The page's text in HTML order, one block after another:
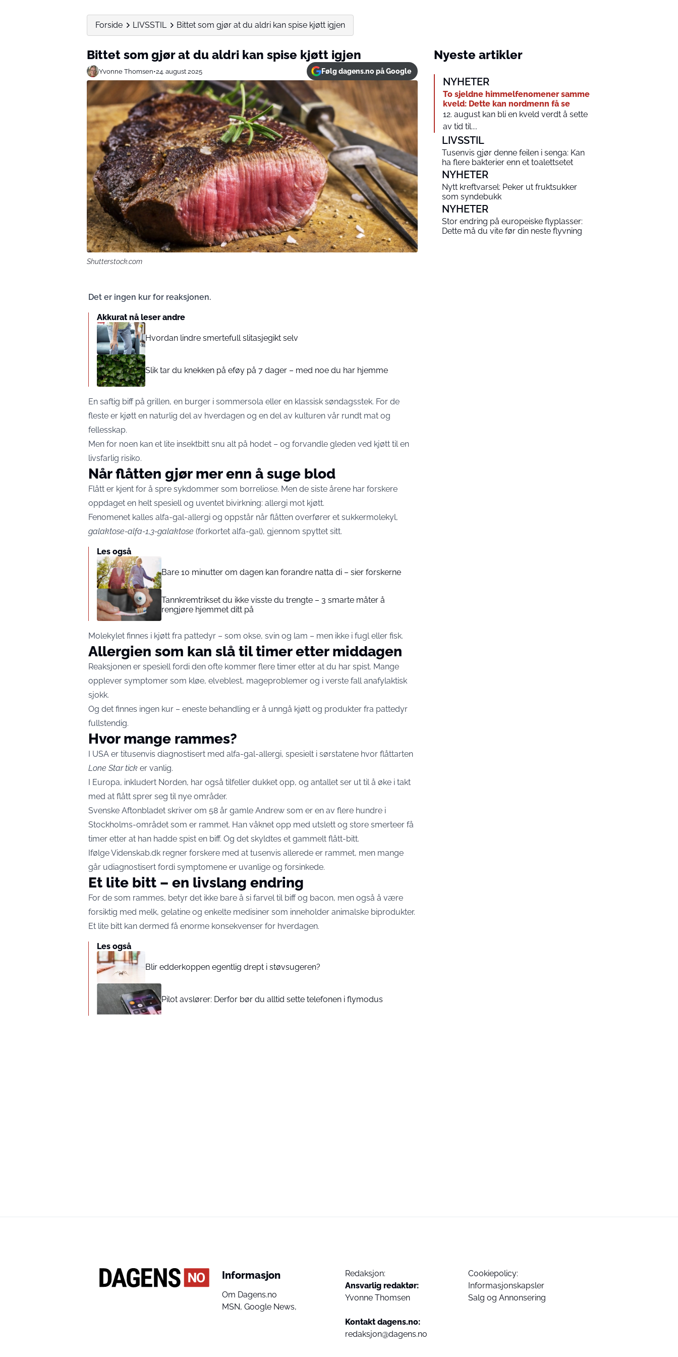
Forside LIVSSTIL Bittet som gjør at du aldri kan spise kjøtt igjen
Bittet som gjør at du aldri kan spise kjøtt igjen
Yvonne Thomsen•24. august 2025 Følg dagens.no på Google
Shutterstock.com
Det er ingen kur for reaksjonen.
Akkurat nå leser andre
Hvordan lindre smertefull slitasjegikt selv
Slik tar du knekken på eføy på 7 dager – med noe du har hjemme
En saftig biff på grillen, en burger i sommersola eller en klassisk søndagsstek. For de
fleste er kjøtt en naturlig del av hverdagen og en del av kulturen vår rundt mat og
fellesskap.
Men for noen kan et lite insektbitt snu alt på hodet – og forvandle gleden ved kjøtt til en
livsfarlig risiko.
Når flåtten gjør mer enn å suge blod
Flått er kjent for å spre sykdommer som borreliose. Men de siste årene har forskere
oppdaget en helt spesiell og uventet bivirkning: allergi mot kjøtt.
Fenomenet kalles alfa-gal-allergi og oppstår når flåtten overfører et sukkermolekyl,
galaktose-alfa-1,3-galaktose (forkortet alfa-gal), gjennom spyttet sitt.
Les også
Bare 10 minutter om dagen kan forandre natta di – sier forskerne
Tannkremtrikset du ikke visste du trengte – 3 smarte måter å
rengjøre hjemmet ditt på
Molekylet finnes i kjøtt fra pattedyr – som okse, svin og lam – men ikke i fugl eller fisk.
Allergien som kan slå til timer etter middagen
Reaksjonen er spesiell fordi den ofte kommer flere timer etter at du har spist. Mange
opplever symptomer som kløe, elveblest, mageproblemer og i verste fall anafylaktisk
sjokk.
Og det finnes ingen kur – eneste behandling er å unngå kjøtt og produkter fra pattedyr
fullstendig.
Hvor mange rammes?
I USA er titusenvis diagnostisert med alfa-gal-allergi, spesielt i sørstatene hvor flåttarten
Lone Star tick er vanlig.
I Europa, inkludert Norden, har også tilfeller dukket opp, og antallet ser ut til å øke i takt
med at flått sprer seg til nye områder.
Svenske Aftonbladet skriver om 58 år gamle Andrew som er en av flere hundre i
Stockholms-området som er rammet. Han våknet opp med utslett og store smerteer få
timer etter at han hadde spist en biff. Og det skyldtes et gammelt flått-bitt.
IfølgeVidenskab.dk regner forskere med at tusenvis allerede er rammet, men mange
går udiagnostisert fordi symptomene er uvanlige og forsinkede.
Et lite bitt – en livslang endring
For de som rammes, betyr det ikke bare å si farvel til biff og bacon, men også å være
forsiktig med melk, gelatine og enkelte medisiner som inneholder animalske biprodukter.
Et lite bitt kan dermed få enorme konsekvenser for hverdagen.
Les også
Blir edderkoppen egentlig drept i støvsugeren?
Pilot avslører: Derfor bør du alltid sette telefonen i flymodus
Nyeste artikler
NYHETER
To sjeldne himmelfenomener samme
kveld: Dette kan nordmenn få se
12. august kan bli en kveld verdt å sette
av tid til....
LIVSSTIL
Tusenvis gjør denne feilen i senga: Kan
ha flere bakterier enn et toalettsetet
NYHETER
Nytt kreftvarsel: Peker ut fruktsukker
som syndebukk
NYHETER
Stor endring på europeiske flyplasser:
Dette må du vite før din neste flyvning
Informasjon
Om Dagens.no
MSN, Google News,
Redaksjon:
Ansvarlig redaktør:
Yvonne Thomsen
Kontakt dagens.no:
redaksjon@dagens.no
Cookiepolicy:
Informasjonskapsler
Salg og Annonsering